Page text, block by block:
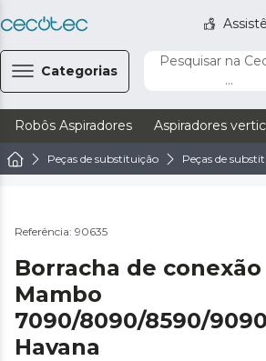
Categorias
Pesquisar na
...
Robôs Aspiradores Aspiradores
Peças de substituição Peças de
Referência: 90635
Borracha de
Mambo
7090/8090/8590/
Havana